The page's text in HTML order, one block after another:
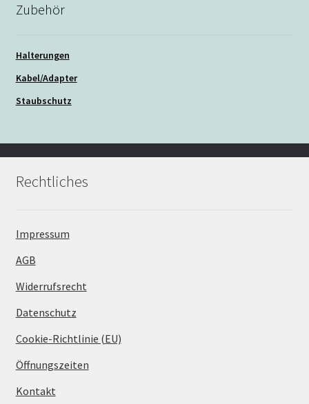
Zubehör
Halterungen
Kabel/Adapter
Staubschutz
Rechtliches
Impressum
AGB
Widerrufsrecht
Datenschutz
Cookie-Richtlinie (EU)
Öffnungszeiten
Kontakt